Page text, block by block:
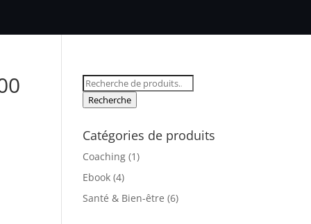
Recherche
pour :
Recherche
Catégories de produits
Coaching (1)
Ebook (4)
Santé & Bien-être (6)